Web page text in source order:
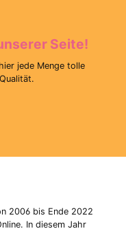
Seite!
jede Menge tolle
2006 bis Ende 2022
In diesem Jahr